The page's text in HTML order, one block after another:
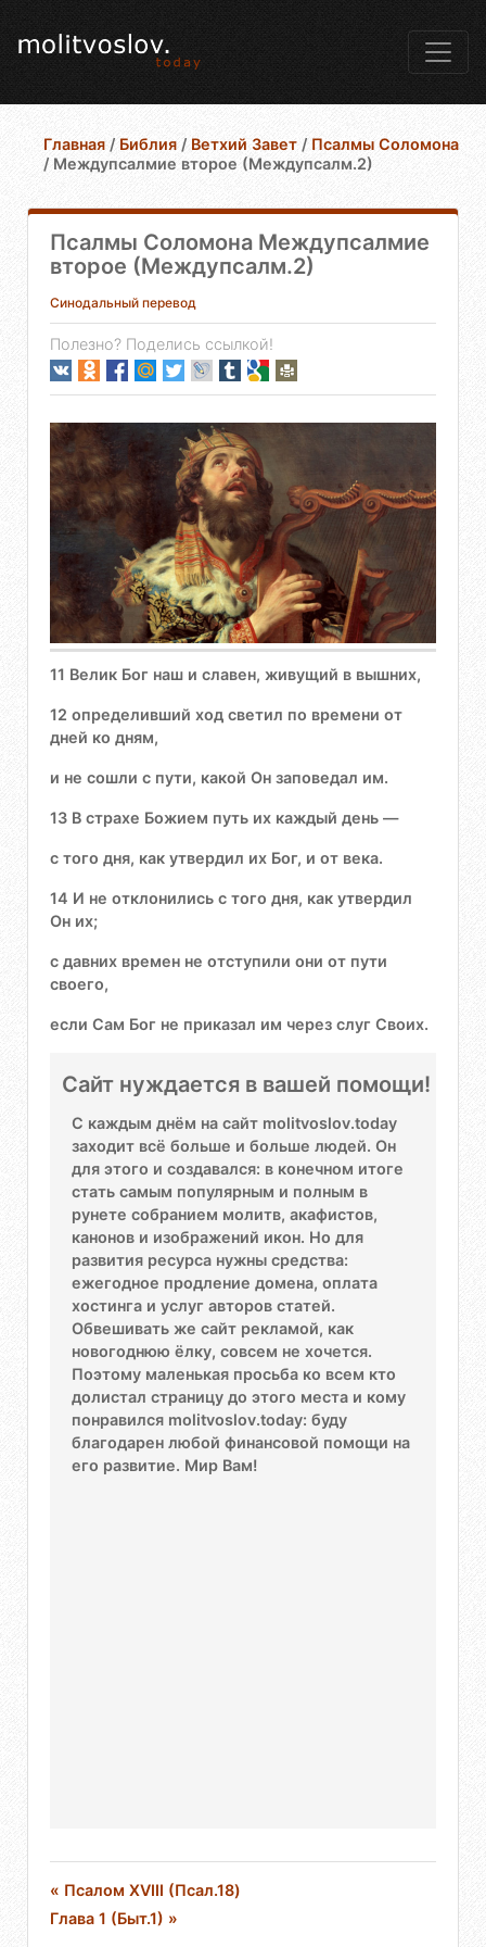
Главная / Библия / Ветхий Завет / Псалмы Соломона
/ Междупсалмие второе (Междупсалм.2)
Псалмы Соломона Междупсалмие
второе (Междупсалм.2)
Синодальный перевод
Полезно? Поделись ссылкой!
11 Велик Бог наш и славен, живущий в вышних,
12 определивший ход светил по времени от
дней ко дням,
и не сошли с пути, какой Он заповедал им.
13 В страхе Божием путь их каждый день —
с того дня, как утвердил их Бог, и от века.
14 И не отклонились с того дня, как утвердил
Он их;
с давних времен не отступили они от пути
своего,
если Сам Бог не приказал им через слуг Своих.
Сайт нуждается в вашей помощи!
С каждым днём на сайт molitvoslov.today
заходит всё больше и больше людей. Он
для этого и создавался: в конечном итоге
стать самым популярным и полным в
рунете собранием молитв, акафистов,
канонов и изображений икон. Но для
развития ресурса нужны средства:
ежегодное продление домена, оплата
хостинга и услуг авторов статей.
Обвешивать же сайт рекламой, как
новогоднюю ёлку, совсем не хочется.
Поэтому маленькая просьба ко всем кто
долистал страницу до этого места и кому
понравился molitvoslov.today: буду
благодарен любой финансовой помощи на
его развитие. Мир Вам!
« Псалом XVIII (Псал.18)
Глава 1 (Быт.1) »